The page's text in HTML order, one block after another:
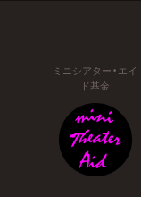
ミニシアター・エイ
ド基金